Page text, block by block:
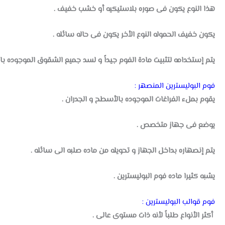
هذا النوع يكون فى صوره بلاستيكيه أو خشب خفيف .
يكون خفيف الحمولهالنوع الأخر يكون فى حاله سائله .
يتم إستخدامه لتثبيت مادة الفوم جيداً و لسد جميع الشقوق الموجوده
فوم البوليسترين المنصهر :
يقوم بملء الفراغات الموجوده بالأسطح و الجدران .
يوضع فى جهاز متخصص .
يتم إنصهاره بداخل الجهاز و تحويله من ماده صلبه الى سائله .
يشبه كثيرا ماده فوم البوليسترين .
فوم قوالب البوليسترين :
أكثر الأنواع طلباً لأنه ذات مستوى عالى .